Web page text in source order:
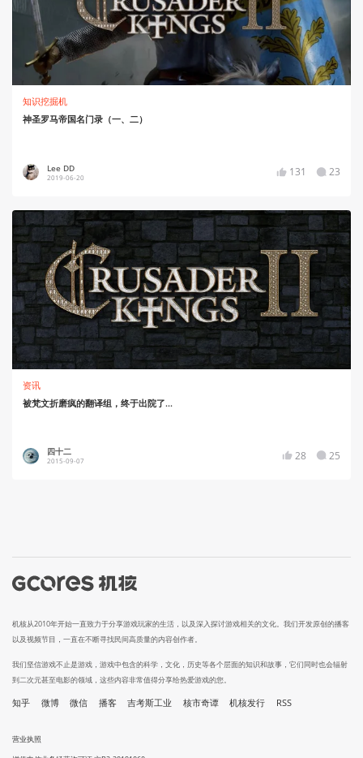
知识挖掘机
神圣罗马帝国名门录（一、二）
Lee DD
2019-06-20 131 23
资讯
被梵文折磨疯的翻译组，终于出院了...
四十二
2015-09-07 28 25
机核从2010年开始一直致力于分享游戏玩家的生活，以及深入探讨游戏相关的文化。我们开发原创的播客
以及视频节目，一直在不断寻找民间高质量的内容创作者。
我们坚信游戏不止是游戏，游戏中包含的科学，文化，历史等各个层面的知识和故事，它们同时也会辐射
到二次元甚至电影的领域，这些内容非常值得分享给热爱游戏的您。
知乎 微博 微信 播客 吉考斯工业 核市奇谭 机核发行 RSS
营业执照